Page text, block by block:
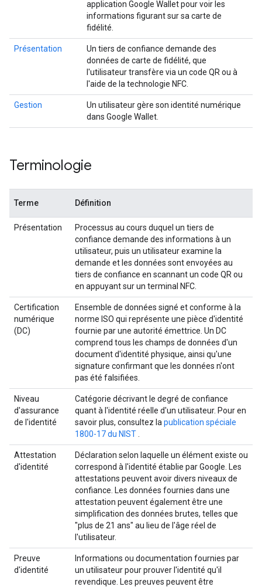
application Google Wallet pour voir les
informations figurant sur sa carte de
fidélité.
Présentation
Un tiers de confiance demande des
données de carte de fidélité, que
l'utilisateur transfère via un code QR ou à
l'aide de la technologie NFC.
Gestion
Un utilisateur gère son identité numérique
dans Google Wallet.
Terminologie
Terme Définition
Présentation
Processus au cours duquel un tiers de
confiance demande des informations à un
utilisateur, puis un utilisateur examine la
demande et les données sont envoyées au
tiers de confiance en scannant un code QR ou
en appuyant sur un terminal NFC.
Certification
numérique
(DC)
Ensemble de données signé et conforme à la
norme ISO qui représente une pièce d'identité
fournie par une autorité émettrice. Un DC
comprend tous les champs de données d'un
document d'identité physique, ainsi qu'une
signature confirmant que les données n'ont
pas été falsifiées.
Niveau
d'assurance
de l'identité
Catégorie décrivant le degré de confiance
quant à l'identité réelle d'un utilisateur. Pour en
savoir plus, consultez la publication spéciale
1800-17 du NIST
Attestation
d'identité
Déclaration selon laquelle un élément existe ou
correspond à l'identité établie par Google. Les
attestations peuvent avoir divers niveaux de
confiance. Les données fournies dans une
attestation peuvent également être une
simplification des données brutes, telles que
"plus de 21 ans" au lieu de l'âge réel de
l'utilisateur.
Preuve
d'identité
Informations ou documentation fournies par
un utilisateur pour prouver l'identité qu'il
revendique. Les preuves peuvent être